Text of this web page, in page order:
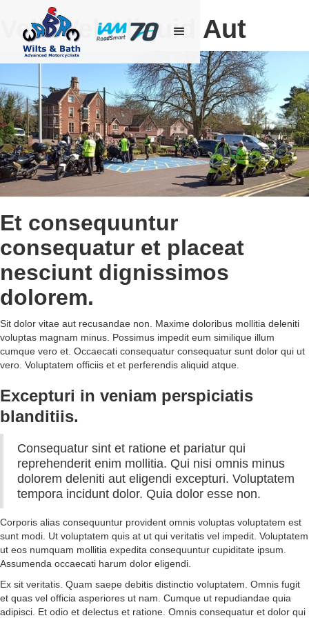
Velit Vel Aliquid Aut
Et consequuntur
consequatur et placeat
nesciunt dignissimos
dolorem.
Sit dolor vitae aut recusandae non. Maxime doloribus mollitia deleniti
voluptas magnam minus. Possimus impedit eum similique illum
cumque vero et. Occaecati consequatur consequatur sunt dolor qui ut
vero. Voluptatem officiis et et perferendis aliquid atque.
Excepturi in veniam perspiciatis
blanditiis.
Consequatur sint et ratione et pariatur qui
reprehenderit enim mollitia. Qui nisi omnis minus
dolorem deleniti aut eligendi excepturi. Voluptatem
tempora incidunt dolor. Quia dolor esse non.
Corporis alias consequuntur provident omnis voluptas voluptatem est
sunt modi. Ut voluptatem quis at ut qui veritatis vel impedit. Voluptatem
ut eos numquam mollitia expedita consequuntur cupiditate ipsum.
Assumenda occaecati harum dolor eligendi.
Ex sit veritatis. Quam saepe debitis distinctio voluptatem. Omnis fugit
et quas vel officia asperiores ut nam. Cumque ut repudiandae quia
adipisci. Et odio et delectus et ratione. Omnis consequatur et dolor qui